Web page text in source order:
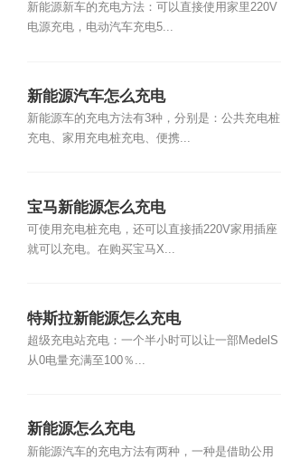
新能源新车的充电方法：可以直接使用家里220V
电源充电，电动汽车充电5...
新能源汽车怎么充电
新能源车的充电方法有3种，分别是：公共充电桩
充电、家用充电桩充电、便携...
宝马新能源怎么充电
可使用充电桩充电，还可以直接插220V家用插座
就可以充电。在购买宝马X...
特斯拉新能源怎么充电
超级充电站充电：一个半小时可以让一部MedelS
从0电量充满至100％...
新能源怎么充电
新能源汽车的充电方法有两种，一种是借助公用